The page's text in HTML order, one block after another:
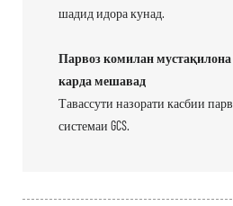
шадид идора кунад.
Парвоз комилан мустақилона
карда мешавад
Тавассути назорати касбии
системаи